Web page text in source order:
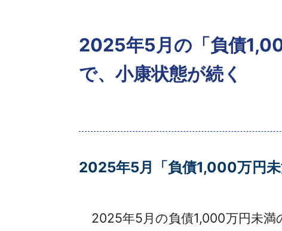
2025年5月の「負債
で、小康状態が続く
2025年5月「負債1,000万円
2025年5月の負債1,000万円未満